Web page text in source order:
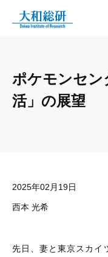
ポケモンセン
活」の展望
2025年02月19日
西本 光希
先日、妻と東京スカイ